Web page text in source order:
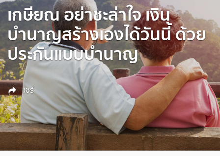
เกษียณ อย่าชะล่าใจ เงิน
บำนาญสร้างเองได้วันนี้ ด้วย
ประกันแบบบำนาญ
แชร์